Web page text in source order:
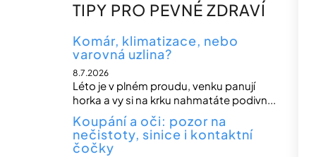
TIPY PRO PEVNÉ ZDRAVÍ
Komár, klimatizace, nebo
varovná uzlina?
8.7.2026
Léto je v plném proudu, venku panují
horka a vy si na krku nahmatáte podivn...
Koupání a oči: pozor na
nečistoty, sinice i kontaktní
čočky